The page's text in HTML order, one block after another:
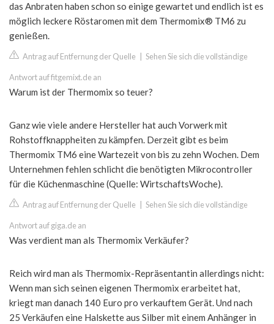
das Anbraten haben schon so einige gewartet und endlich ist es
möglich leckere Röstaromen mit dem Thermomix® TM6 zu
genießen.
Antrag auf Entfernung der Quelle Sehen Sie sich die vollständige
Antwort auf fitgemixt.de an
Warum ist der Thermomix so teuer?
Ganz wie viele andere Hersteller hat auch Vorwerk mit
Rohstoffknappheiten zu kämpfen. Derzeit gibt es beim
Thermomix TM6 eine Wartezeit von bis zu zehn Wochen. Dem
Unternehmen fehlen schlicht die benötigten Mikrocontroller
für die Küchenmaschine (Quelle: WirtschaftsWoche).
Antrag auf Entfernung der Quelle Sehen Sie sich die vollständige
Antwort auf giga.de an
Was verdient man als Thermomix Verkäufer?
Reich wird man als Thermomix-Repräsentantin allerdings nicht:
Wenn man sich seinen eigenen Thermomix erarbeitet hat,
kriegt man danach 140 Euro pro verkauftem Gerät. Und nach
25 Verkäufen eine Halskette aus Silber mit einem Anhänger in